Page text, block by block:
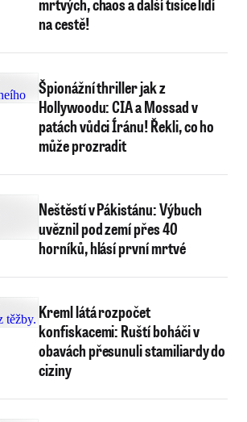
na cestě!
Špionážní thriller jak z
Hollywoodu: CIA a Mossad v
patách vůdci Íránu! Řekli, co ho
může prozradit
Neštěstí v Pákistánu: Výbuch
uvěznil pod zemí přes 40
horníků, hlásí první mrtvé
Kreml látá rozpočet
konfiskacemi: Ruští boháči v
obavách přesunuli stamiliardy do
ciziny